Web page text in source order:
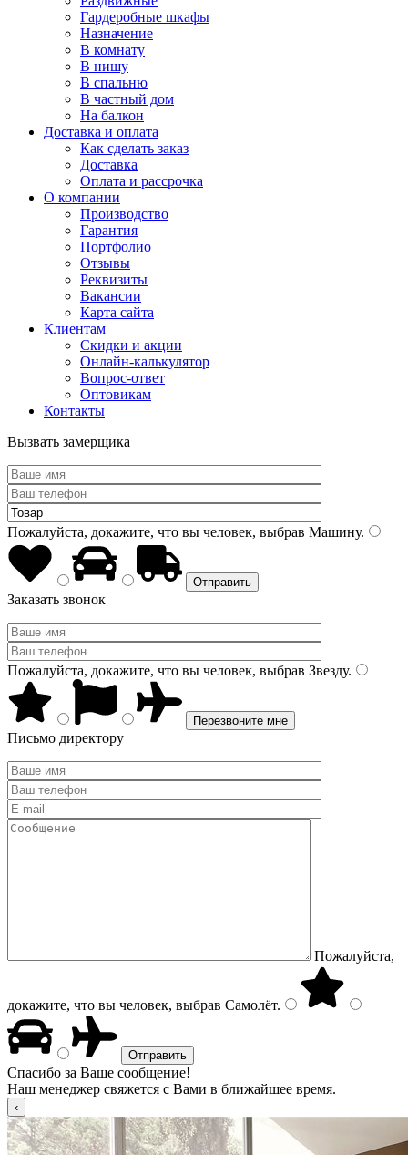
Гардеробные шкафы
Назначение
В комнату
В нишу
В спальню
В частный дом
На балкон
Доставка и оплата
Как сделать заказ
Доставка
Оплата и рассрочка
О компании
Производство
Гарантия
Портфолио
Отзывы
Реквизиты
Вакансии
Карта сайта
Клиентам
Скидки и акции
Онлайн-калькулятор
Вопрос-ответ
Оптовикам
Контакты
Вызвать замерщика
Пожалуйста, докажите, что вы человек, выбрав Машину.
Заказать звонок
Пожалуйста, докажите, что вы человек, выбрав Звезду.
Письмо директору
Пожалуйста,
докажите, что вы человек, выбрав Самолёт.
Спасибо за Ваше сообщение!
Наш менеджер свяжется с Вами в ближайшее время.